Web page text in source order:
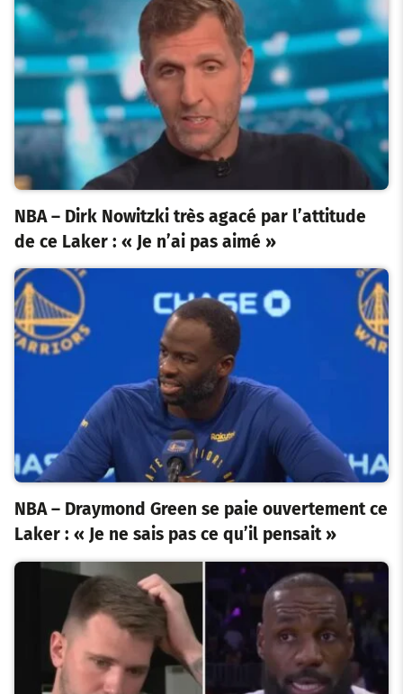
NBA – Dirk Nowitzki très agacé par l’attitude
de ce Laker : « Je n’ai pas aimé »
NBA – Draymond Green se paie ouvertement ce
Laker : « Je ne sais pas ce qu’il pensait »